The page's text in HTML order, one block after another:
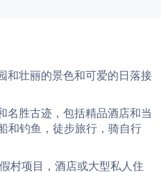
和壮丽的景色和可爱的日落接
名胜古迹，包括精品酒店和当
和钓鱼，徒步旅行，骑自行
村项目，酒店或大型私人住